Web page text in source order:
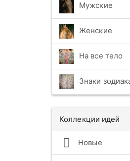
Мужские
Женские
На все тело
Знаки
Коллекции идей
Новые